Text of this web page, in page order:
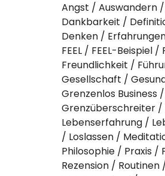
Angst Auswandern
Dankbarkeit
Denken
FEEL
FEEL-Beispiel
Freundlichkeit
Gesellschaft
Grenzenlos Business
Grenzüberschreiter
Lebenserfahrung
Loslassen
Philosophie
Praxis
Rezension
Routinen